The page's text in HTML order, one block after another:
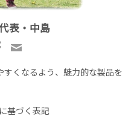
表・中島
くなるよう、魅力的な製品を
基づく表記